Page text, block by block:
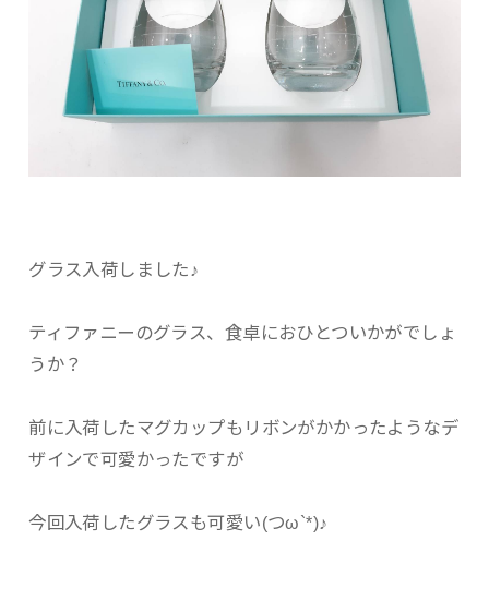
グラス入荷しました♪
ティファニーのグラス、食卓におひとついかがでしょ
うか？
前に入荷したマグカップもリボンがかかったようなデ
ザインで可愛かったですが
今回入荷したグラスも可愛い(つω`*)♪